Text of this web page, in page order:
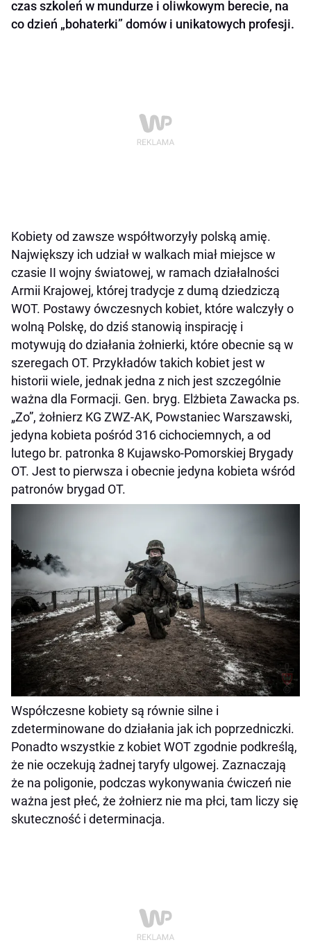
czas szkoleń w mundurze i oliwkowym berecie, na
co dzień „bohaterki” domów i unikatowych profesji.
Kobiety od zawsze współtworzyły polską amię.
Największy ich udział w walkach miał miejsce w
czasie II wojny światowej, w ramach działalności
Armii Krajowej, której tradycje z dumą dziedziczą
WOT. Postawy ówczesnych kobiet, które walczyły o
wolną Polskę, do dziś stanowią inspirację i
motywują do działania żołnierki, które obecnie są w
szeregach OT. Przykładów takich kobiet jest w
historii wiele, jednak jedna z nich jest szczególnie
ważna dla Formacji. Gen. bryg. Elżbieta Zawacka ps.
„Zo”, żołnierz KG ZWZ-AK, Powstaniec Warszawski,
jedyna kobieta pośród 316 cichociemnych, a od
lutego br. patronka 8 Kujawsko-Pomorskiej Brygady
OT. Jest to pierwsza i obecnie jedyna kobieta wśród
patronów brygad OT.
Współczesne kobiety są równie silne i
zdeterminowane do działania jak ich poprzedniczki.
Ponadto wszystkie z kobiet WOT zgodnie podkreślą,
że nie oczekują żadnej taryfy ulgowej. Zaznaczają
że na poligonie, podczas wykonywania ćwiczeń nie
ważna jest płeć, że żołnierz nie ma płci, tam liczy się
skuteczność i determinacja.